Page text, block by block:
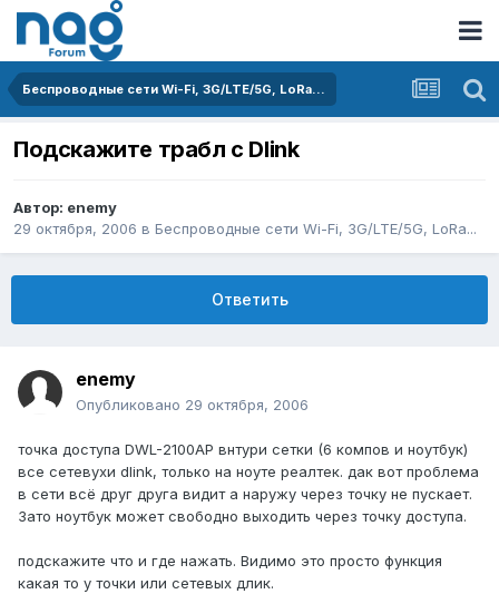
Беспроводные сети Wi-Fi, 3G/LTE/5G, LoRa...
Подскажите трабл с Dlink
Автор: enemy
29 октября, 2006 в Беспроводные сети Wi-Fi, 3G/LTE/5G, LoRa...
Ответить
enemy
Опубликовано 29 октября, 2006
точка доступа DWL-2100AP внтури сетки (6 компов и ноутбук)
все сетевухи dlink, только на ноуте реалтек. дак вот проблема
в сети всё друг друга видит а наружу через точку не пускает.
Зато ноутбук может свободно выходить через точку доступа.
подскажите что и где нажать. Видимо это просто функция
какая то у точки или сетевых длик.